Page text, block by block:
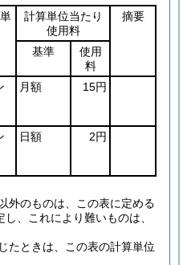
計算単位当たり
使用料
摘要
基準
使用
料
月額 15円
日額 2円
のものは、この表に定める
、これにより難いものは、
ときは、この表の計算単位